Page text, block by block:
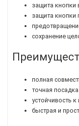
защита кнопки
защита кнопки
сохранение
полная
точная посадка
устойчивость
быстрая и